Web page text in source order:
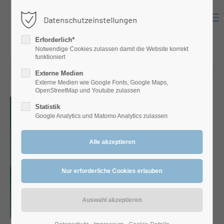
Login
Benutzername
Passwort
Support
Lorem ipsum dolor sit amet:
06.02.2021 14:43
Datenschutzeinstellungen
Erforderlich*
Notwendige Cookies zulassen damit die Website korrekt
funktioniert
Externe Medien
Externe Medien wie Google Fonts, Google Maps,
OpenStreetMap und Youtube zulassen
Statistik
Google Analytics und Matomo Analytics zulassen